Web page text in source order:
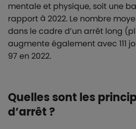
mentale et physique, soit une
rapport à 2022. Le nombre
dans le cadre d’un arrêt long
augmente également avec 111
97 en 2022.
Quelles sont les
d’arrêt ?